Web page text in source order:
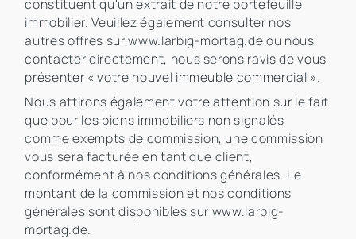
constituent qu'un extrait de notre portefeuille
immobilier. Veuillez également consulter nos
autres offres sur www.larbig-mortag.de ou nous
contacter directement, nous serons ravis de vous
présenter « votre nouvel immeuble commercial ».
Nous attirons également votre attention sur le fait
que pour les biens immobiliers non signalés
comme exempts de commission, une commission
vous sera facturée en tant que client,
conformément à nos conditions générales. Le
montant de la commission et nos conditions
générales sont disponibles sur www.larbig-
mortag.de.